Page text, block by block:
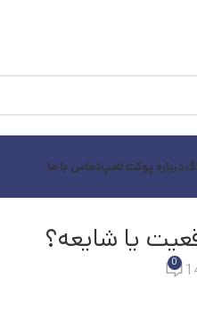
درباره پوکت لامپتماس با ما
یا شایعه؟
0